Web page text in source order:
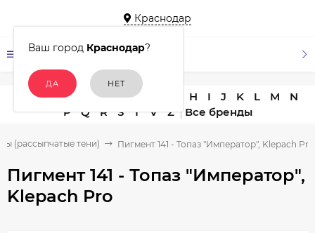
Краснодар
Ваш город Краснодар?
КАТАЛОГ ТОВАРОВ
A C D E H I J K L M
N
P
Q R S T V Z
(рассыпчатые тени) Пигмент 141 - Топаз "Император", Klepach Pro
Пигмент 141 - Топаз "Император",
Klepach Pro